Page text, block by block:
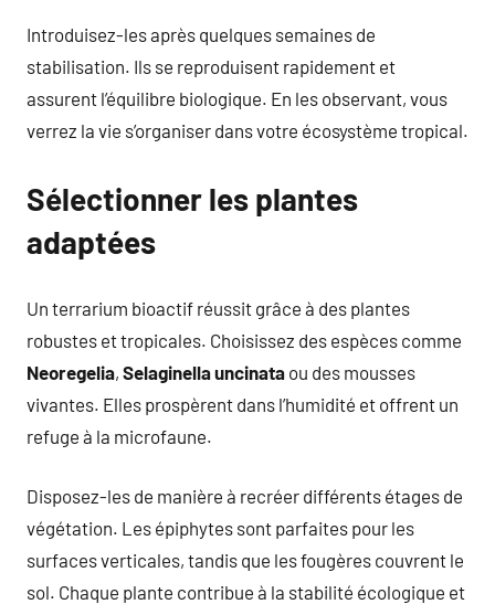
Introduisez-les après quelques semaines de
stabilisation. Ils se reproduisent rapidement et
assurent l’équilibre biologique. En les observant, vous
verrez la vie s’organiser dans votre écosystème tropical.
Sélectionner les plantes
adaptées
Un terrarium bioactif réussit grâce à des plantes
robustes et tropicales. Choisissez des espèces comme
Neoregelia, Selaginella uncinata ou des mousses
vivantes. Elles prospèrent dans l’humidité et offrent un
refuge à la microfaune.
Disposez-les de manière à recréer différents étages de
végétation. Les épiphytes sont parfaites pour les
surfaces verticales, tandis que les fougères couvrent le
sol. Chaque plante contribue à la stabilité écologique et